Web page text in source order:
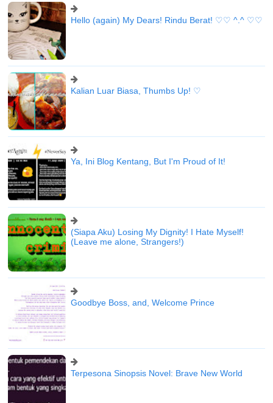
Hello (again) My Dears! Rindu Berat! ♡♡ ^.^ ♡♡
Kalian Luar Biasa, Thumbs Up! ♡
Ya, Ini Blog Kentang, But I'm Proud of It!
(Siapa Aku) Losing My Dignity! I Hate Myself!
(Leave me alone, Strangers!)
Goodbye Boss, and, Welcome Prince
Terpesona Sinopsis Novel: Brave New World